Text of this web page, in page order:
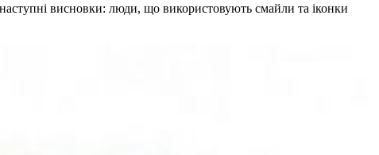
наступні висновки: люди, що використовують смайли та іконки